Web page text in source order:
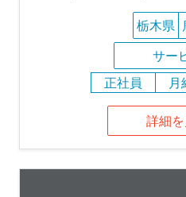
栃木県
サー
正社員
月
詳細